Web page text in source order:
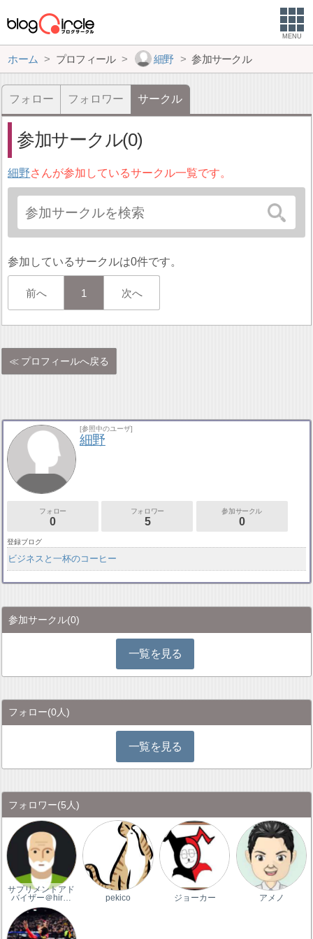
MENU
ホーム プロフィール 細野 参加サークル
フォロー フォロワー サークル
参加サークル(0)
細野さんが参加しているサークル一覧です。
参加しているサークルは0件です。
前へ 1 次へ
プロフィールへ戻る
[参照中のユーザ]
細野
フォロー
0
フォロワー
5
参加サークル
0
登録ブログ
ビジネスと一杯のコーヒー
参加サークル(0)
一覧を見る
フォロー(0人)
一覧を見る
フォロワー(5人)
サプリメントアド
バイザー＠hir…
pekico ジョーカー アメノ